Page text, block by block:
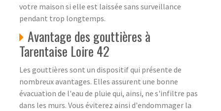
votre maison si elle est laissée sans surveillance
pendant trop longtemps.
Avantage des gouttières à
Tarentaise Loire 42
Les gouttières sont un dispositif qui présente de
nombreux avantages. Elles assurent une bonne
évacuation de l'eau de pluie qui, ainsi, ne s'infiltre pas
dans les murs. Vous éviterez ainsi d'endommager la